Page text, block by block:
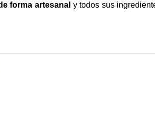
forma artesanal y todos sus